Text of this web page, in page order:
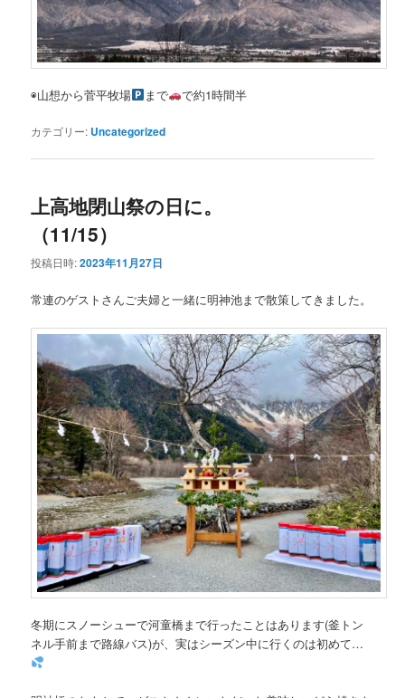
◉山想から菅平牧場 まで で約1時間半
カテゴリー: Uncategorized
上高地閉山祭の日に。
（11/15）
投稿日時:2023年11月27日
常連のゲストさんご夫婦と一緒に明神池まで散策してきました。
冬期にスノーシューで河童橋まで行ったことはあります(釜トン
ネル手前まで路線バス)が、実はシーズン中に行くのは初めて…